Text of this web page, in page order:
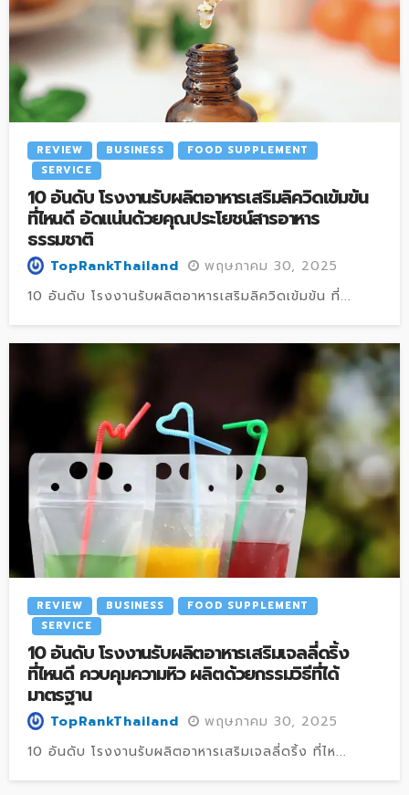
REVIEW BUSINESS
FOOD SUPPLEMENT
SERVICE
10 อันดับ โรงงานรับผลิตอาหารเสริมลิควิดเข้มข้น
ที่ไหนดี อัดแน่นด้วยคุณประโยชน์สารอาหาร
ธรรมชาติ
TopRankThailand
พฤษภาคม 30, 2025
10 อันดับ โรงงานรับผลิตอาหารเสริมลิควิดเข้มข้น ที่...
REVIEW BUSINESS
FOOD SUPPLEMENT
SERVICE
10 อันดับ โรงงานรับผลิตอาหารเสริมเจลลี่ดริ้ง
ที่ไหนดี ควบคุมความหิว ผลิตด้วยกรรมวิธีที่ได้
มาตรฐาน
TopRankThailand
พฤษภาคม 30, 2025
10 อันดับ โรงงานรับผลิตอาหารเสริมเจลลี่ดริ้ง ที่ไห...